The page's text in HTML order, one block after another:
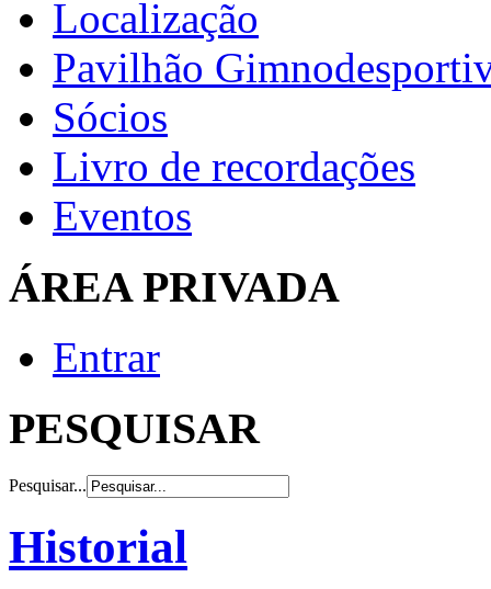
Localização
Pavilhão
Sócios
Livro de recordações
Eventos
ÁREA PRIVADA
Entrar
PESQUISAR
Pesquisar...
Historial